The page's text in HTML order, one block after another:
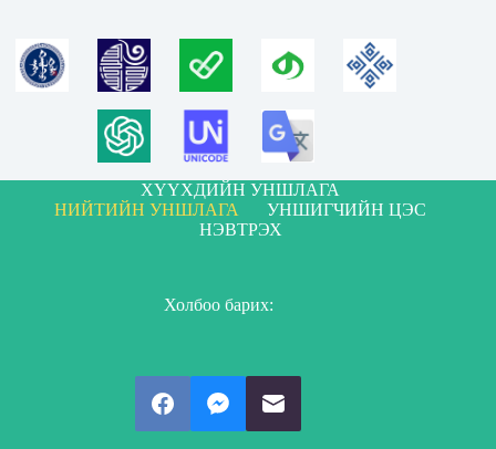
ХҮҮХДИЙН УНШЛАГА
НИЙТИЙН УНШЛАГА
УНШИГЧИЙН ЦЭС
НЭВТРЭХ
Холбоо барих: